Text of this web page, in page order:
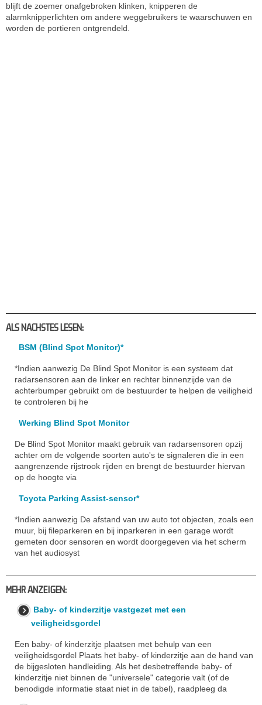
blijft de zoemer onafgebroken klinken, knipperen de
alarmknipperlichten om andere weggebruikers te waarschuwen en
worden de portieren ontgrendeld.
ALS NACHSTES LESEN:
BSM (Blind Spot Monitor)*
*Indien aanwezig De Blind Spot Monitor is een systeem dat
radarsensoren aan de linker en rechter binnenzijde van de
achterbumper gebruikt om de bestuurder te helpen de veiligheid
te controleren bij he
Werking Blind Spot Monitor
De Blind Spot Monitor maakt gebruik van radarsensoren opzij
achter om de volgende soorten auto's te signaleren die in een
aangrenzende rijstrook rijden en brengt de bestuurder hiervan
op de hoogte via
Toyota Parking Assist-sensor*
*Indien aanwezig De afstand van uw auto tot objecten, zoals een
muur, bij fileparkeren en bij inparkeren in een garage wordt
gemeten door sensoren en wordt doorgegeven via het scherm
van het audiosyst
MEHR ANZEIGEN:
Baby- of kinderzitje vastgezet met een
veiligheidsgordel
Een baby- of kinderzitje plaatsen met behulp van een
veiligheidsgordel Plaats het baby- of kinderzitje aan de hand van
de bijgesloten handleiding. Als het desbetreffende baby- of
kinderzitje niet binnen de "universele" categorie valt (of de
benodigde informatie staat niet in de tabel), raadpleeg da